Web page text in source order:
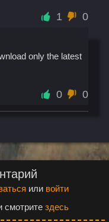
1 0
only the latest
0 0
или войти
смотрите здесь